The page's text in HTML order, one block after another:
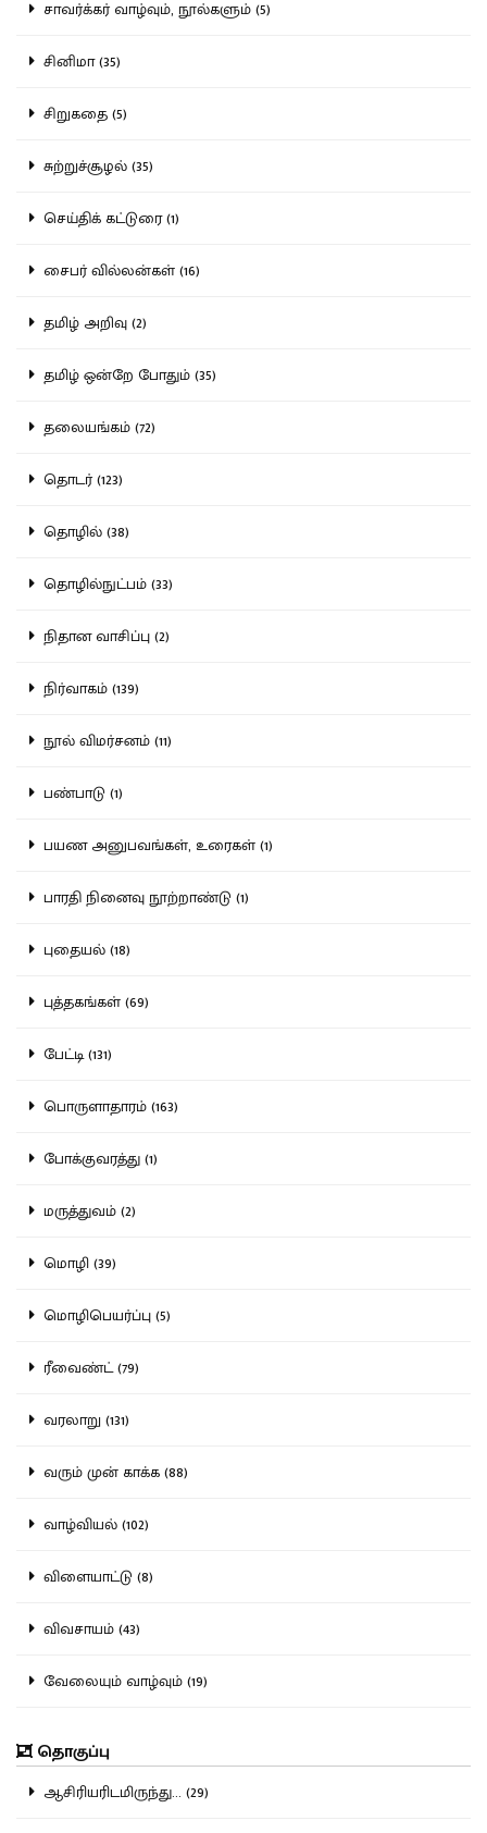
சாவர்க்கர் வாழ்வும், நூல்களும் (5)
சினிமா (35)
சிறுகதை (5)
சுற்றுச்சூழல் (35)
செய்திக் கட்டுரை (1)
சைபர் வில்லன்கள் (16)
தமிழ் அறிவு (2)
தமிழ் ஒன்றே போதும் (35)
தலையங்கம் (72)
தொடர் (123)
தொழில் (38)
தொழில்நுட்பம் (33)
நிதான வாசிப்பு (2)
நிர்வாகம் (139)
நூல் விமர்சனம் (11)
பண்பாடு (1)
பயண அனுபவங்கள், உரைகள் (1)
பாரதி நினைவு நூற்றாண்டு (1)
புதையல் (18)
புத்தகங்கள் (69)
பேட்டி (131)
பொருளாதாரம் (163)
போக்குவரத்து (1)
மருத்துவம் (2)
மொழி (39)
மொழிபெயர்ப்பு (5)
ரீவைண்ட் (79)
வரலாறு (131)
வரும் முன் காக்க (88)
வாழ்வியல் (102)
விளையாட்டு (8)
விவசாயம் (43)
வேலையும் வாழ்வும் (19)
தொகுப்பு
ஆசிரியரிடமிருந்து... (29)